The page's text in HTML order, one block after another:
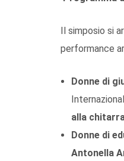
Il simposio si
performance
Donne di
alla
Donne di
Antonella